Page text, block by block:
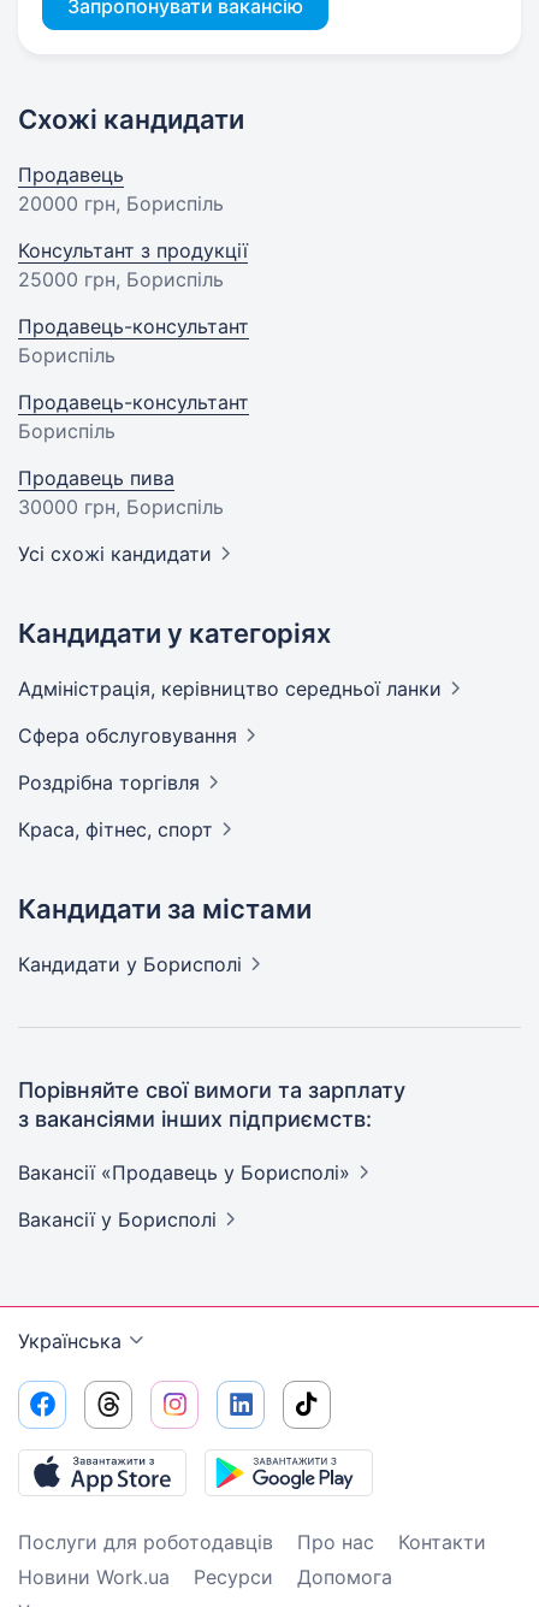
Запропонувати вакансію
Схожі кандидати
Продавець
20000 грн, Бориспіль
Консультант з продукції
25000 грн, Бориспіль
Продавець-консультант
Бориспіль
Продавець-консультант
Бориспіль
Продавець пива
30000 грн, Бориспіль
Усі схожі кандидати
Кандидати у категоріях
Адмiнiстрацiя, керівництво середньої ланки
Сфера обслуговування
Роздрібна торгівля
Краса, фітнес, спорт
Кандидати за містами
Кандидати у Борисполі
Порівняйте свої вимоги та зарплату
з вакансіями інших підприємств:
Вакансії «Продавець у Борисполі»
Вакансії у Борисполі
Українська
Послуги для роботодавців Про нас
Контакти
Новини Work.ua
Ресурси
Допомога